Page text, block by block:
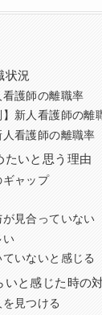
状況
看護師の離職率
】新人看護師の離
人看護師の離職率
たいと思う理由
ギャップ
見合っていない
い
いないと感じる
いと感じた時の
見つける